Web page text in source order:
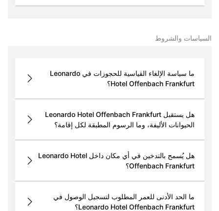
السياسات والشروط
ما سياسة الإلغاء القياسية للحجوزات في Leonardo
Hotel Offenbach Frankfurt؟
هل يستقبل Leonardo Hotel Offenbach Frankfurt
الحيوانات الأليفة، وما الرسوم المطبقة لكل إقامة؟
هل يُسمح بالتدخين في أي مكان داخل Leonardo Hotel
Offenbach Frankfurt؟
ما الحد الأدنى للعمر المطلوب لتسجيل الوصول في
Leonardo Hotel Offenbach Frankfurt؟